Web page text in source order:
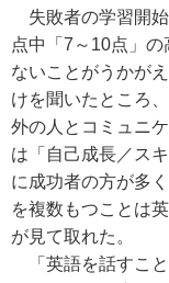
失敗者の学習開
点中「7～10点」
ないことがうかが
けを聞いたところ
外の人とコミュニ
は「自己成長／ス
に成功者の方が多
を複数もつことは
が見て取れた。
「英語を話すこと